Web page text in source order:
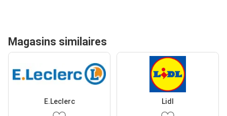
Magasins similaires
E.Leclerc Lidl